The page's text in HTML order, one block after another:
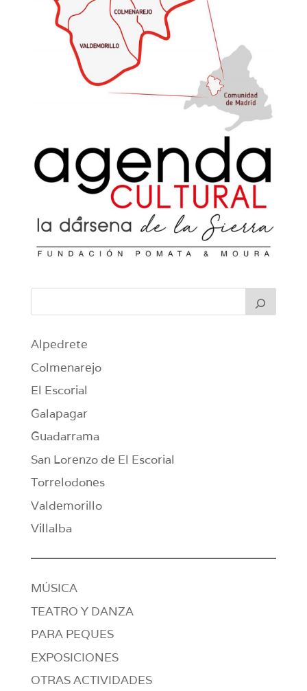
Alpedrete
Colmenarejo
El Escorial
Galapagar
Guadarrama
San Lorenzo de El Escorial
Torrelodones
Valdemorillo
Villalba
MÚSICA
TEATRO Y DANZA
PARA PEQUES
EXPOSICIONES
OTRAS ACTIVIDADES